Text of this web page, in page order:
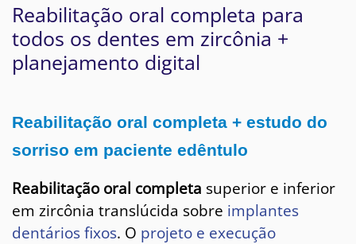
Reabilitação oral completa para
todos os dentes em zircônia +
planejamento digital
Reabilitação oral completa + estudo do
sorriso em paciente edêntulo
Reabilitação oral completa superior e inferior
em zircônia translúcida sobre implantes
dentários fixos. O projeto e execução